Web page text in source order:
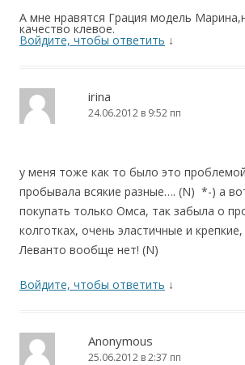
А мне нравятся Грация модель
качество клевое.
Войдите, чтобы ответить ↓
irina
24.06.2012 в 9:52 пп
у меня тоже как то было это
пробывала всякие разные…. (N) *-) а
покупать только Омса, так забыла о
колготках, очень эластичные и
Леванто вообще нет! (N)
Войдите, чтобы ответить ↓
Anonymous
25.06.2012 в 2:37 пп